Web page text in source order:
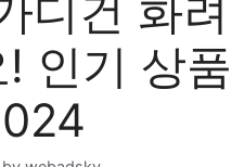
디건 화
인기 상